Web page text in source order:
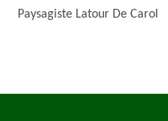
Paysagiste Latour De Carol